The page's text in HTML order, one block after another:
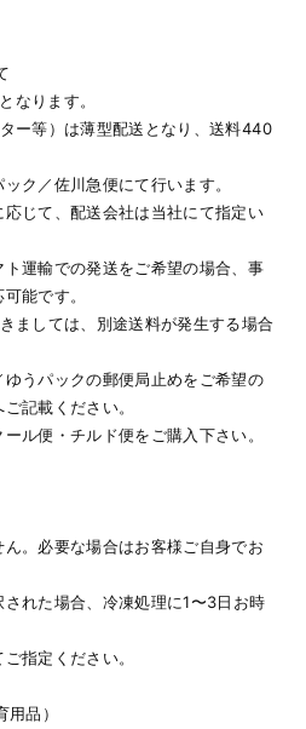
なります。
ー等）は薄型配送となり、送料440
ク／佐川急便にて行います。
応じて、配送会社は当社にて指定い
ト運輸での発送をご希望の場合、事
能です。
ましては、別途送料が発生する場合
ゆうパックの郵便局止めをご希望の
記載ください。
ル便・チルド便をご購入下さい。
ん。必要な場合はお客様ご自身でお
された場合、冷凍処理に1〜3日お時
指定ください。
品）